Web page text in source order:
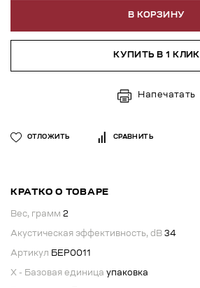
В КОРЗИНУ
КУПИТЬ В 1 КЛИК
Напечатать
ОТЛОЖИТЬ СРАВНИТЬ
КРАТКО О ТОВАРЕ
Вес, грамм 2
Акустическая эффективность, dB 34
Артикул БЕР0011
X - Базовая единица упаковка